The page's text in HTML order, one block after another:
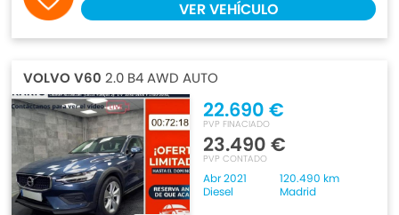
VER VEHÍCULO
VOLVO V60 2.0 B4 AWD AUTO
22.690 €
PVP FINACIADO
23.490 €
PVP CONTADO
Abr 2021
120.490 km
Diesel
Madrid